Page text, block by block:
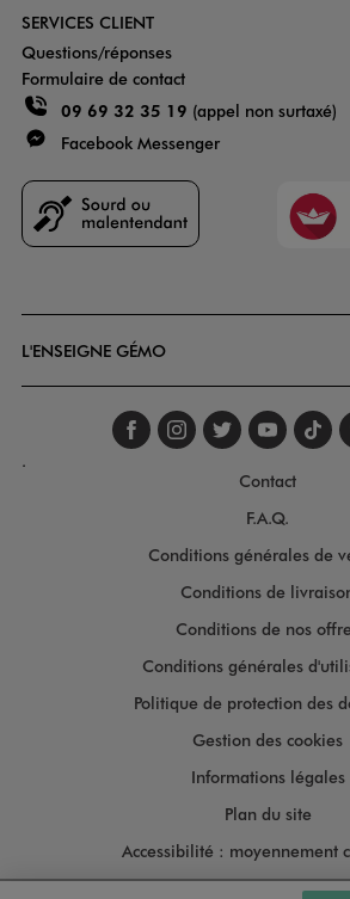
SERVICES CLIENT
Questions/réponses
Formulaire de contact
09 69 32 35 19 (appel non surtaxé)
Facebook Messenger
Faciliti
L'ENSEIGNE GÉMO
Suivez-nous
Suivez-
.
Contact
F.A.Q.
Conditions générales de
Conditions de
Conditions de nos
Conditions générales
Politique de protection des
Gestion des cookies
Informations légales
Plan du site
Accessibilité : moyennement